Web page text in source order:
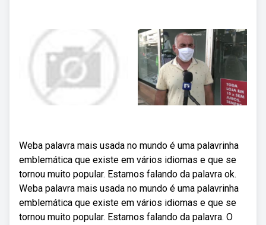
Weba palavra mais usada no mundo é uma palavrinha
emblemática que existe em vários idiomas e que se
tornou muito popular. Estamos falando da palavra ok.
Weba palavra mais usada no mundo é uma palavrinha
emblemática que existe em vários idiomas e que se
tornou muito popular. Estamos falando da palavra. O